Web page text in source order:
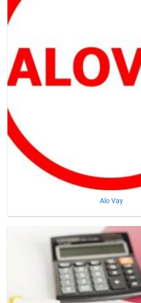
Alo Vay